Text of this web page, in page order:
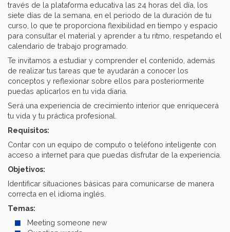
través de la plataforma educativa las 24 horas del día, los
siete días de la semana, en el periodo de la duración de tu
curso, lo que te proporciona flexibilidad en tiempo y espacio
para consultar el material y aprender a tu ritmo, respetando el
calendario de trabajo programado.
Te invitamos a estudiar y comprender el contenido, además
de realizar tus tareas que te ayudarán a conocer los
conceptos y reflexionar sobre ellos para posteriormente
puedas aplicarlos en tu vida diaria.
Será una experiencia de crecimiento interior que enriquecerá
tu vida y tu práctica profesional.
Requisitos:
Contar con un equipo de computo o teléfono inteligente con
acceso a internet para que puedas disfrutar de la experiencia.
Objetivos:
Identificar situaciones básicas para comunicarse de manera
correcta en el idioma inglés.
Temas:
Meeting someone new